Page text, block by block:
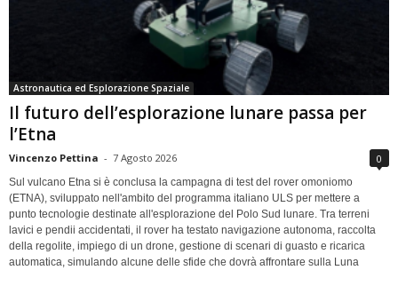
Astronautica ed Esplorazione Spaziale
Il futuro dell’esplorazione lunare passa per
l’Etna
Vincenzo Pettina - 7 Agosto 2026 0
Sul vulcano Etna si è conclusa la campagna di test del rover omoniomo
(ETNA), sviluppato nell'ambito del programma italiano ULS per mettere a
punto tecnologie destinate all'esplorazione del Polo Sud lunare. Tra terreni
lavici e pendii accidentati, il rover ha testato navigazione autonoma, raccolta
della regolite, impiego di un drone, gestione di scenari di guasto e ricarica
automatica, simulando alcune delle sfide che dovrà affrontare sulla Luna